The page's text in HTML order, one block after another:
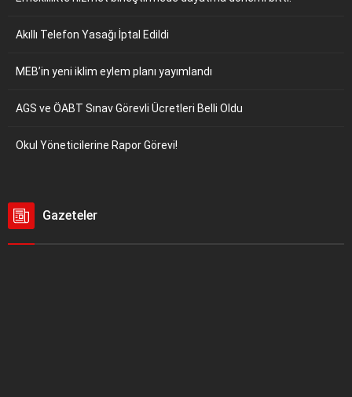
Akıllı Telefon Yasağı İptal Edildi
MEB’in yeni iklim eylem planı yayımlandı
AGS ve ÖABT Sınav Görevli Ücretleri Belli Oldu
Okul Yöneticilerine Rapor Görevi!
Gazeteler